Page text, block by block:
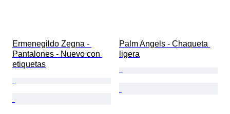
Ermenegildo Zegna -
Pantalones - Nuevo con
etiquetas
Palm Angels - Chaqueta
ligera